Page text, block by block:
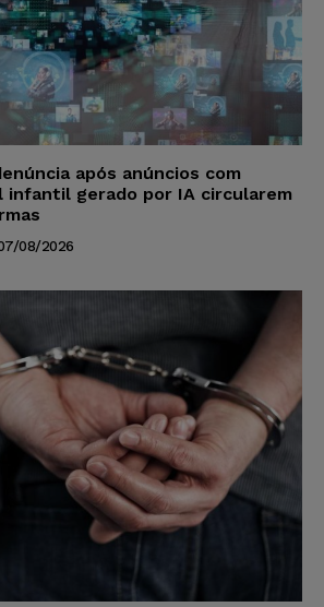
após anúncios com
infantil gerado por IA circularem
08/2026